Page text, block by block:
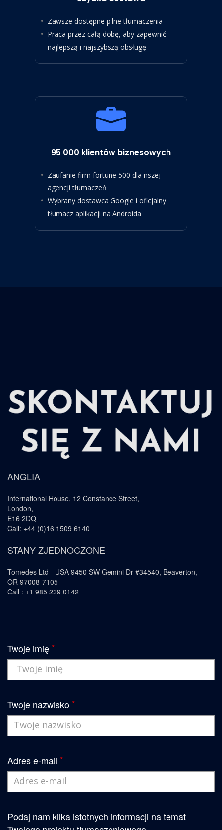
Zawsze dostępne pilne tłumaczenia
Praca przez całą dobę, aby zapewnić
najlepszą i najszybszą obsługę
95 000 klientów biznesowych
Zaufanie firm fortune 500 dla nszej
agencji tłumaczeń
Wybrany dostawca Google i oficjalny
tłumacz aplikacji na Androida
ANGLIA
International House, 12 Constance Street,
London,
E16 2DQ
Call: +44 (0)16 1509 6140
STANY ZJEDNOCZONE
Tomedes Ltd - USA 9450 SW Gemini Dr #34540, Beaverton,
OR 97008-7105
Call : +1 985 239 0142
Twoje imię *
Twoje nazwisko *
Adres e-mail *
Podaj nam kilka istotnych informacji na temat